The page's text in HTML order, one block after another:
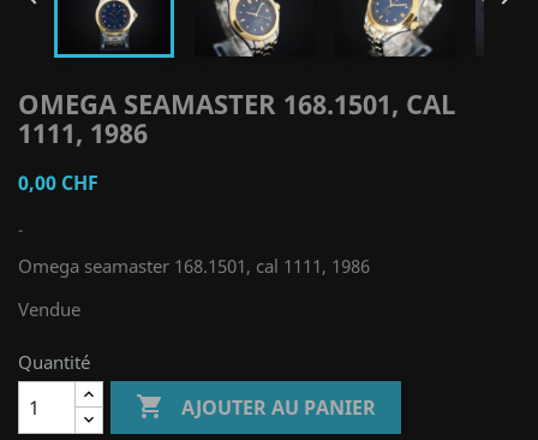
OMEGA SEAMASTER 168.1501, CAL
1111, 1986
0,00 CHF
-
Omega seamaster 168.1501, cal 1111, 1986
Vendue
Quantité
 AJOUTER AU PANIER